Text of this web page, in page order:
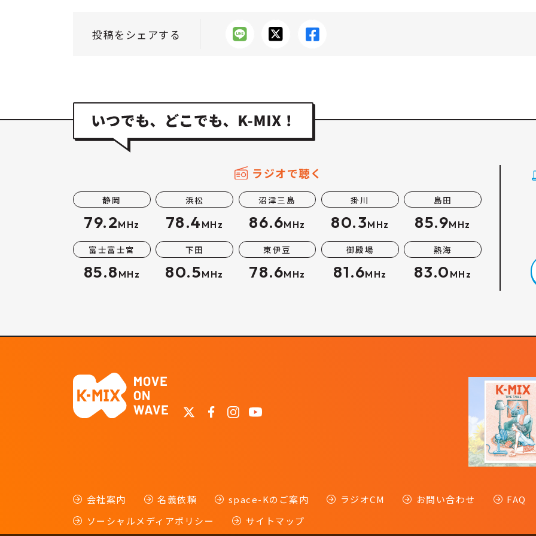
投稿をシェアする
ラジオで聴く
静岡
79.2MHz
浜松
78.4 MHz
沼津三島
86.6MHz
掛川
80.3MHz
島田
85.9MHz
富士富士宮
85.8 MHz
下田
80.5MHz
東伊豆
78.6MHz
御殿場
81.6MHz
熱海
83.0 MHz
会社案内 名義依頼 space-Kのご案内 ラジオCM お問い合わせ
FAQ
ソーシャルメディアポリシー
サイトマップ